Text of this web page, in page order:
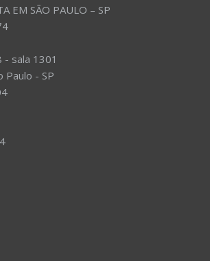
EM SÃO PAULO – SP
- sala 1301
Paulo - SP